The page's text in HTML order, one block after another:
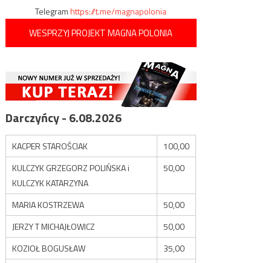
Telegramhttps://t.me/magnapolonia
WESPRZYJ PROJEKT MAGNA POLONIA
Darczyńcy - 6.08.2026
KACPER STAROŚCIAK
100,00
KULCZYK GRZEGORZ POLIŃSKA i
KULCZYK KATARZYNA
50,00
MARIA KOSTRZEWA
50,00
JERZY T MICHAJŁOWICZ
50,00
KOZIOŁ BOGUSŁAW
35,00